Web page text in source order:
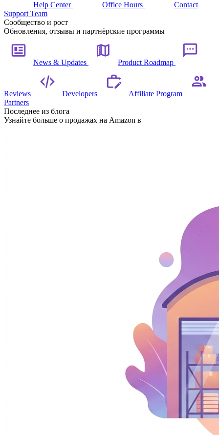
Help Center Office Hours
Contact
Support Team
Сообщество и рост
Обновления, отзывы и партнёрские программы
News & Updates Product Roadmap
Reviews Developers
Affiliate Program
Partners
Последнее из блога
Узнайте больше о продажах на Amazon в